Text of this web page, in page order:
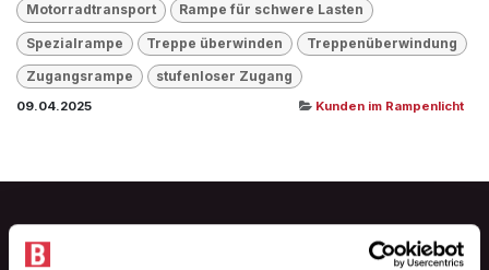
Motorradtransport Rampe für schwere Lasten
Spezialrampe Treppe überwinden Treppenüberwindung
Zugangsrampe stufenloser Zugang
09.04.2025 Kunden im Rampenlicht